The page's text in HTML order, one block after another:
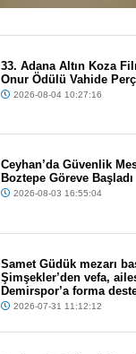
33. Adana Altın Koza
Onur Ödülü Vahide
2026-08-04 10:27:16
Ceyhan’da Güvenlik
Boztepe Göreve Başladı
2026-08-03 16:55:04
Samet Güdük mezarı
Şimşekler’den vefa,
Demirspor’a forma
2026-07-31 11:12:12